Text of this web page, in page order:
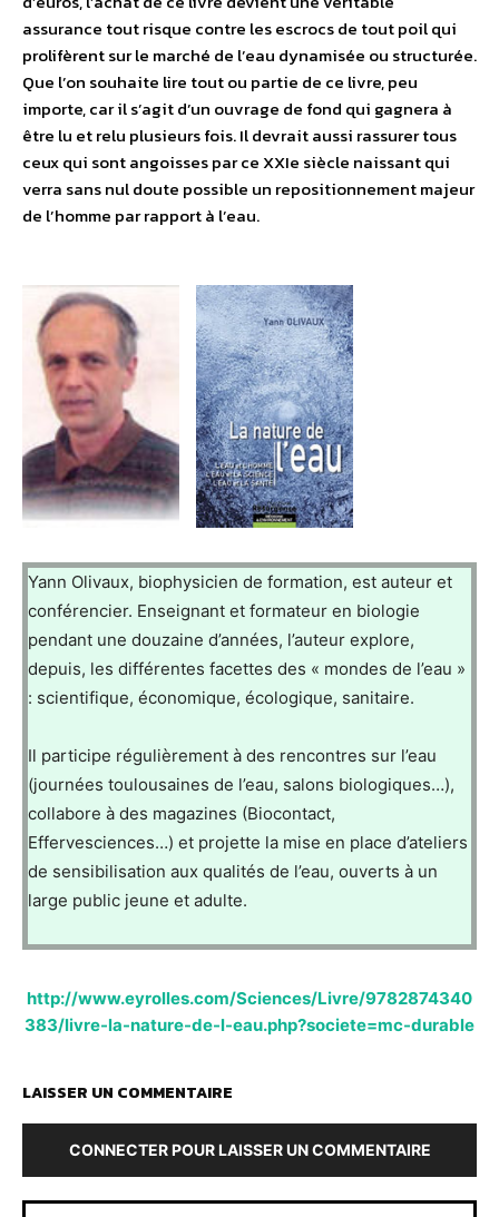
assurance tout risque contre les escrocs de tout poil qui
prolifèrent sur le marché de l’eau dynamisée ou structurée.
Que l’on souhaite lire tout ou partie de ce livre, peu
importe, car il s’agit d’un ouvrage de fond qui gagnera à
être lu et relu plusieurs fois. Il devrait aussi rassurer tous
ceux qui sont angoisses par ce XXIe siècle naissant qui
verra sans nul doute possible un repositionnement majeur
de l’homme par rapport à l’eau.
Yann Olivaux, biophysicien de formation, est auteur et
conférencier. Enseignant et formateur en biologie
pendant une douzaine d’années, l’auteur explore,
depuis, les différentes facettes des « mondes de l’eau »
: scientifique, économique, écologique, sanitaire.
Il participe régulièrement à des rencontres sur l’eau
(journées toulousaines de l’eau, salons biologiques…),
collabore à des magazines (Biocontact,
Effervesciences…) et projette la mise en place d’ateliers
de sensibilisation aux qualités de l’eau, ouverts à un
large public jeune et adulte.
http://www.eyrolles.com/Sciences/Livre/9782874340
383/livre-la-nature-de-l-eau.php?societe=mc-durable
LAISSER UN COMMENTAIRE
CONNECTER POUR LAISSER UN COMMENTAIRE